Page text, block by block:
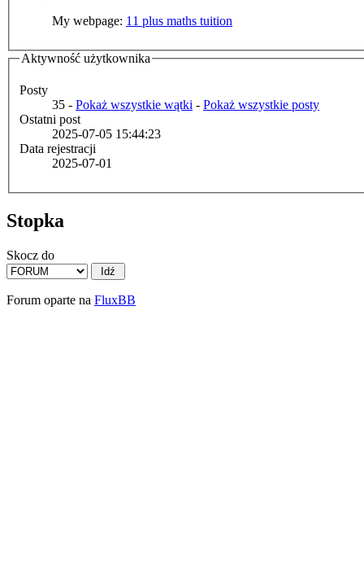
My webpage: 11 plus maths tuition
Aktywność użytkownika
Posty
35 - Pokaż wszystkie wątki - Pokaż wszystkie posty
Ostatni post
2025-07-05 15:44:23
Data rejestracji
2025-07-01
Stopka
Skocz do
Forum oparte na FluxBB